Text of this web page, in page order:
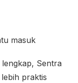
masuk
Sentra
praktis